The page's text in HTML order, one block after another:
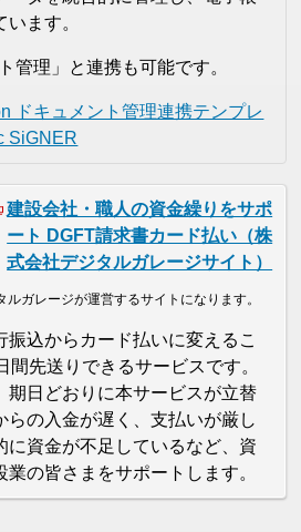
ます。
管理」と連携も可能です。
ドキュメント管理連携テンプレ
SiGNER
建設会社・職人の資金繰りをサポ
ート DGFT請求書カード払い（株
式会社デジタルガレージサイト）
ルガレージが運営するサイトになります。
振込からカード払いに変えるこ
間先送りできるサービスです。
期日どおりに本サービスが立替
らの入金が遅く、支払いが厳し
に資金が不足しているなど、資
の皆さまをサポートします。